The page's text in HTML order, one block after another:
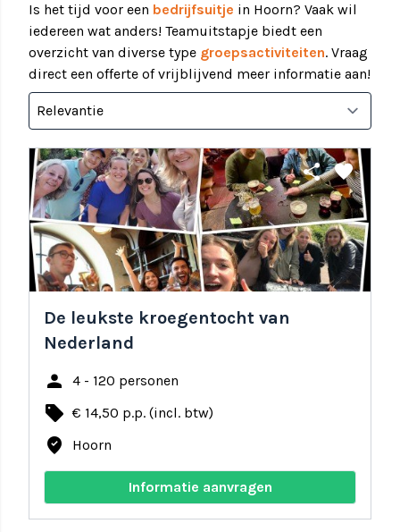
Is het tijd voor een bedrijfsuitje in Hoorn? Vaak wil
iedereen wat anders! Teamuitstapje biedt een
overzicht van diverse type groepsactiviteiten. Vraag
direct een offerte of vrijblijvend meer informatie aan!
share favorite
De leukste kroegentocht van
Nederland
person 4 - 120 personen
local_offer € 14,50 p.p. (incl. btw)
where_to_vote Hoorn
Informatie aanvragen